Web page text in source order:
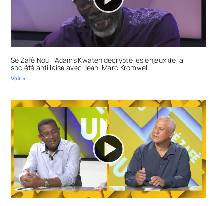
Sé Zafè Nou : Adams Kwateh décrypte les enjeux de la
société antillaise avec Jean-Marc Kromwel
Voir »